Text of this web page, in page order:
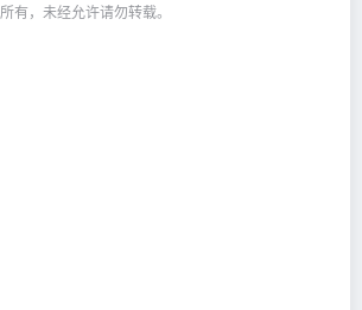
所有，未经允许请勿转载。